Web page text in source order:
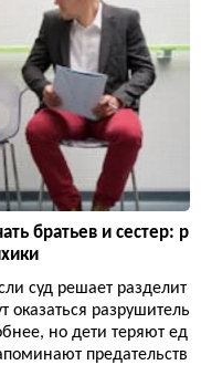
братьев и сестер: р
суд решает разделит
оказаться разрушитель
но дети теряют ед
предательств